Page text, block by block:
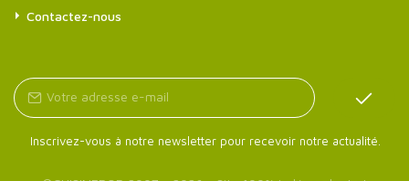
Contactez-nous
Inscrivez-vous à notre newsletter pour recevoir notre actualité.